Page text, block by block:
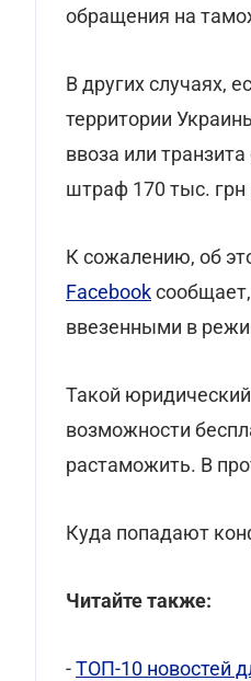
обращения на
В других случаях,
территории
ввоза или
штраф 170 тыс.
К сожалению, об
Facebook
ввезенными в
Такой
возможности
растаможить. В
Куда попадают
Читайте также:
-ТОП-10 новостей